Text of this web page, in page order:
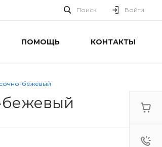
Поиск Войти
ПОМОЩЬ КОНТАКТЫ
бежевый
бежевый